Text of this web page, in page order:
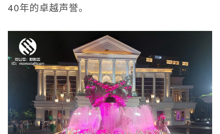
40年的卓越声誉。